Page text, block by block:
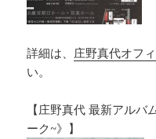
詳細は、 庄野真代オフ
い。
【庄野真代 最新アル
ーク~》】